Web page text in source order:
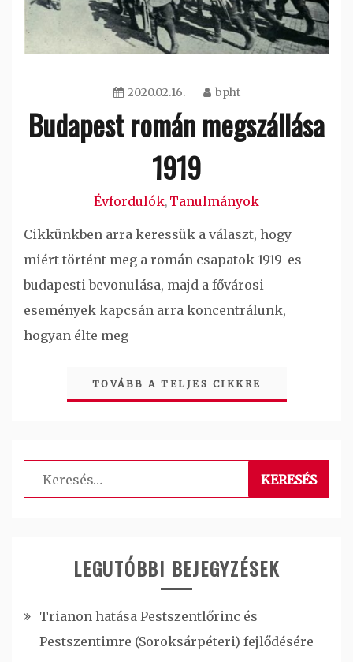
2020.02.16. bpht
Budapest román megszállása
1919
Évfordulók, Tanulmányok
Cikkünkben arra keressük a választ, hogy
miért történt meg a román csapatok 1919-es
budapesti bevonulása, majd a fővárosi
események kapcsán arra koncentrálunk,
hogyan élte meg
TOVÁBB A TELJES CIKKRE
Keresés:
LEGUTÓBBI BEJEGYZÉSEK
Trianon hatása Pestszentlőrinc és
Pestszentimre (Soroksárpéteri) fejlődésére